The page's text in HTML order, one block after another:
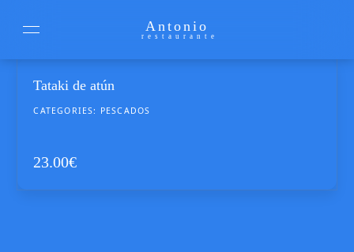
Antonio
restaurante
Tataki de atún
CATEGORIES: PESCADOS
23.00€